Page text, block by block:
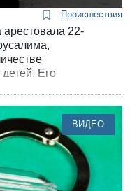
Происшествия
22-
Его
ВИДЕО